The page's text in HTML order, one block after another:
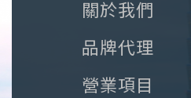
關於我們
品牌代理
營業項目